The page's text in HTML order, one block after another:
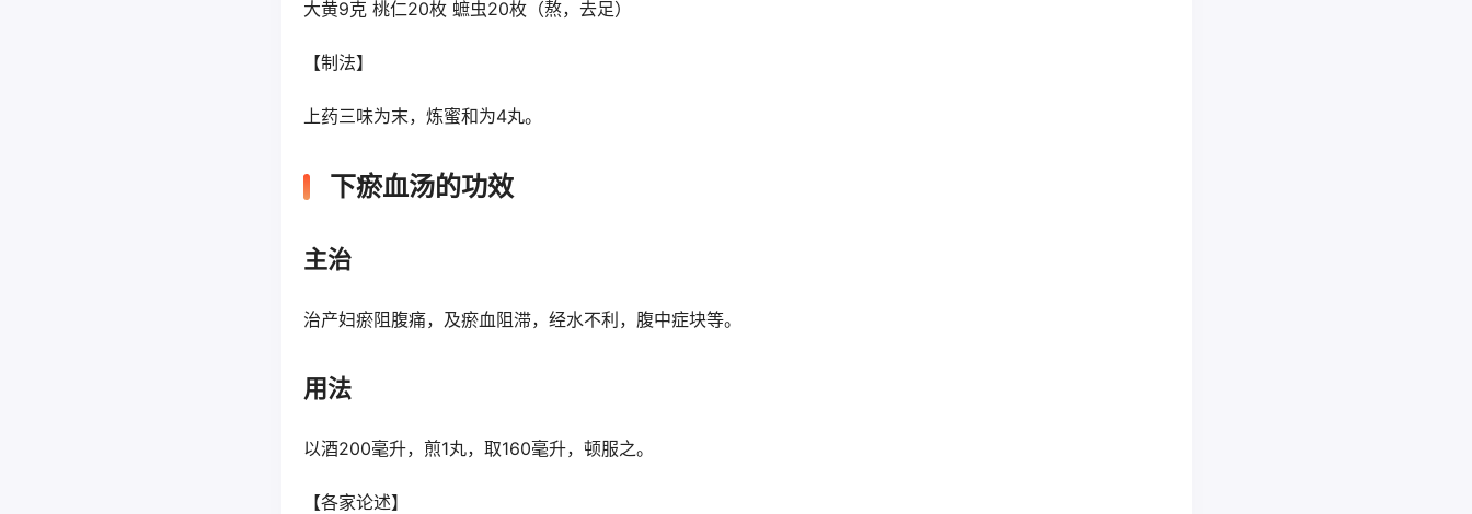
大黄9克 桃仁20枚 蟅虫20枚（熬，去足）
【制法】
上药三味为末，炼蜜和为4丸。
下瘀血汤的功效
主治
治产妇瘀阻腹痛，及瘀血阻滞，经水不利，腹中症块等。
用法
以酒200毫升，煎1丸，取160毫升，顿服之。
【各家论述】